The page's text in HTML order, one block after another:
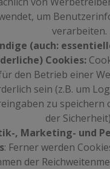
um
verarbeiten.
(auch:
Cookies:
den Betrieb einer
sein (z.B. um
zu speichern
der
, Marketing- und
: Ferner werden
der